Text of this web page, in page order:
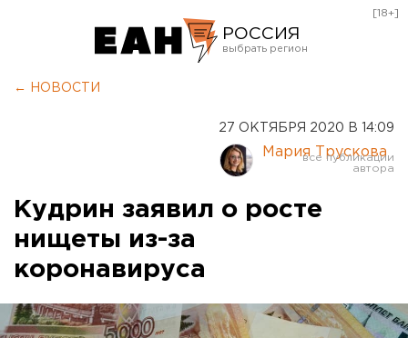
РОССИЯ
Курган
Оренбург
[18+]
← НОВОСТИ
27 ОКТЯБРЯ 2020 В 14:09
Мария Трускова
Кудрин заявил о росте
нищеты из-за
коронавируса